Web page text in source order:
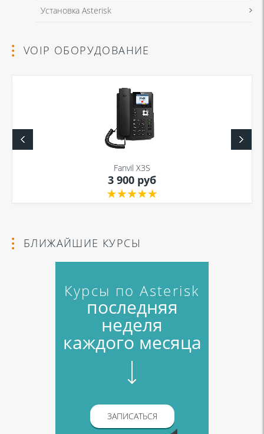
Установка Asterisk
VOIP ОБОРУДОВАНИЕ
Fanvil X3S
3 900 руб
БЛИЖАЙШИЕ КУРСЫ
Курсы по Asterisk
последняя
неделя
каждого месяца
ЗАПИСАТЬСЯ